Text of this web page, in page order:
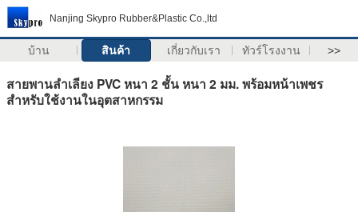
Nanjing Skypro Rubber&Plastic Co.,ltd
บ้าน สินค้า เกี่ยวกับเรา ทัวร์โรงงาน >>
สายพานลำเลียง PVC หนา 2 ชั้น หนา 2 มม. พร้อมหน้าเพชร
สำหรับใช้งานในอุตสาหกรรม